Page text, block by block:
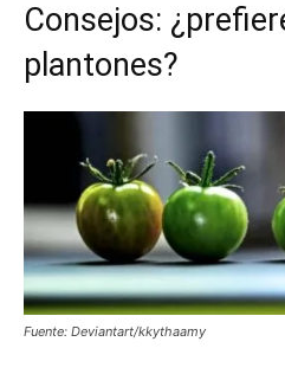
Consejos:
plantones?
Fuente: Deviantart/kkythaamy